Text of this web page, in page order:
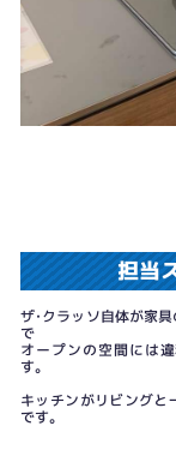
担当
ザ･クラッソ自体が家
で
オープンの空間には
す。
キッチンがリビングと
です。